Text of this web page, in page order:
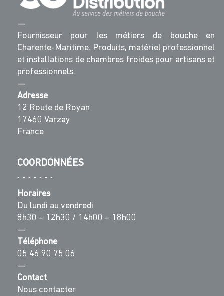
—
Fournisseur pour les métiers de bouche en
Charente-Maritime. Produits, matériel professionnel
et installations de chambres froides pour artisans et
professionnels.
—
Adresse
12 Route de Royan
17460 Varzay
France
COORDONNÉES
Horaires
Du lundi au vendredi
8h30 – 12h30 / 14h00 – 18h00
—
Téléphone
05 46 90 75 06
—
Contact
Nous contacter